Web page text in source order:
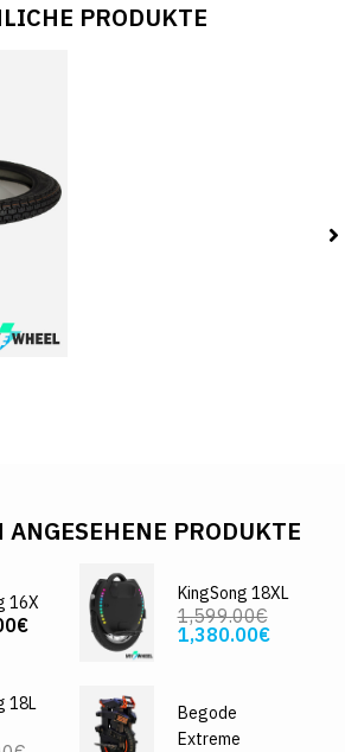
PRODUKTE
PRODUKTE
16X KingSong 18XL
1,599.00€
1,380.00€
18L
Begode
Extreme